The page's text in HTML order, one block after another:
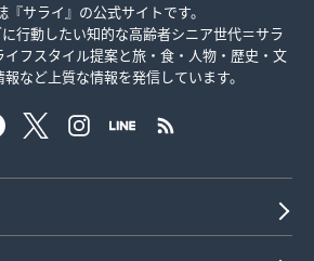
サライ』の公式サイトです。
行動したい知的な高齢者シニア世代＝サラ
フスタイル提案と旅・食・人物・歴史・文
など上質な情報を発信しています。